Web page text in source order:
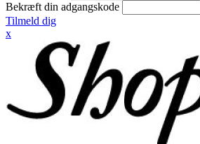
Bekræft din adgangskode
Tilmeld dig
x